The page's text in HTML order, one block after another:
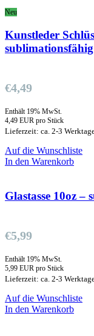
Neu
Kunstleder
sublimationsfähig
€4,49
Enthält 19% MwSt.
4,49 EUR pro Stück
Lieferzeit: ca. 2-3
Auf die Wunschliste
In den Warenkorb
Glastasse 10oz –
€5,99
Enthält 19% MwSt.
5,99 EUR pro Stück
Lieferzeit: ca. 2-3
Auf die Wunschliste
In den Warenkorb